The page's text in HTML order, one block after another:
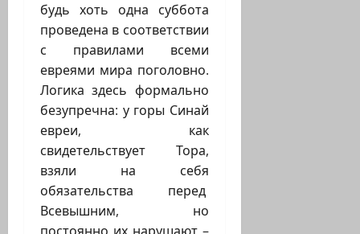
будь хоть одна суббота
проведена в соответствии
с правилами всеми
евреями мира поголовно.
Логика здесь формально
безупречна: у горы Синай
евреи, как
свидетельствует Тора,
взяли на себя
обязательства перед
Всевышним, но